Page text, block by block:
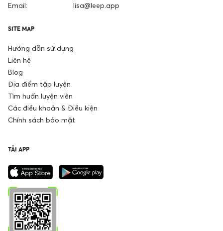
Email:
lisa@leep.app
SITE MAP
Hướng dẫn sử dụng
Liên hệ
Blog
Địa điểm tập luyện
Tìm huấn luyện viên
Các điều khoản & Điều kiện
Chính sách bảo mật
TẢI APP